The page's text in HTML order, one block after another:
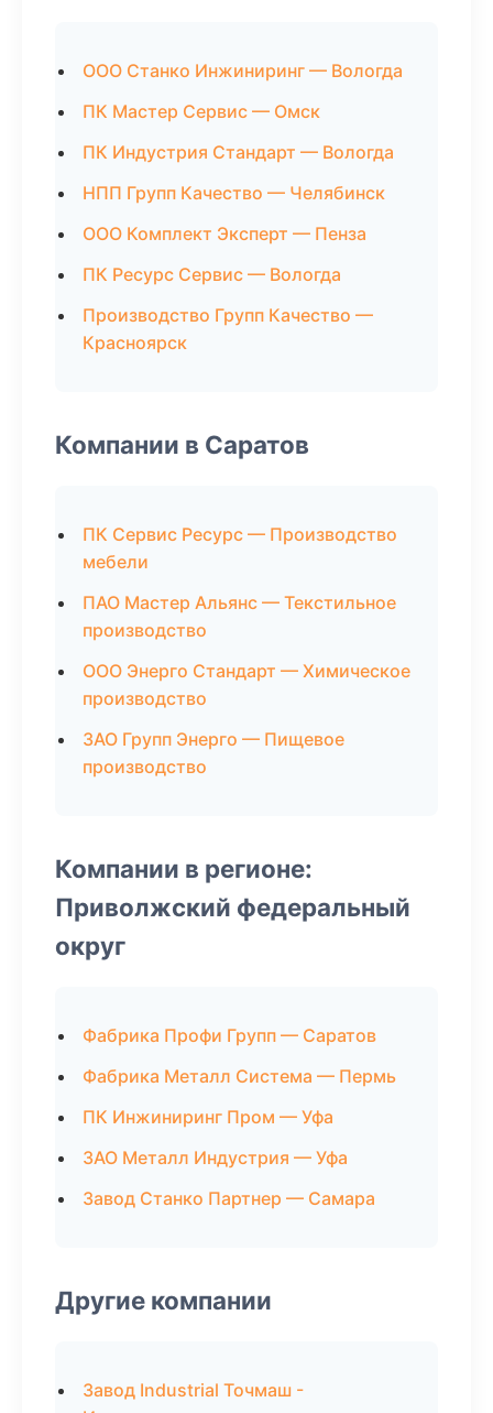
ООО Станко Инжиниринг — Вологда
ПК Мастер Сервис — Омск
ПК Индустрия Стандарт — Вологда
НПП Групп Качество — Челябинск
ООО Комплект Эксперт — Пенза
ПК Ресурс Сервис — Вологда
Производство Групп Качество —
Красноярск
Компании в Саратов
ПК Сервис Ресурс — Производство
мебели
ПАО Мастер Альянс — Текстильное
производство
ООО Энерго Стандарт — Химическое
производство
ЗАО Групп Энерго — Пищевое
производство
Компании в регионе:
Приволжский федеральный
округ
Фабрика Профи Групп — Саратов
Фабрика Металл Система — Пермь
ПК Инжиниринг Пром — Уфа
ЗАО Металл Индустрия — Уфа
Завод Станко Партнер — Самара
Другие компании
Завод Industrial Точмаш -